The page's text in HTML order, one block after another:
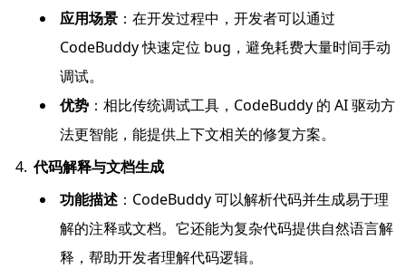
应用场景：在开发过程中，开发者可以通过
CodeBuddy 快速定位 bug，避免耗费大量时间手动
调试。
优势：相比传统调试工具，CodeBuddy 的 AI 驱动方
法更智能，能提供上下文相关的修复方案。
代码解释与文档生成
功能描述：CodeBuddy 可以解析代码并生成易于理
解的注释或文档。它还能为复杂代码提供自然语言解
释，帮助开发者理解代码逻辑。